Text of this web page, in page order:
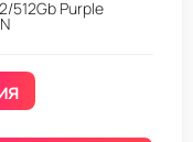
512Gb Purple